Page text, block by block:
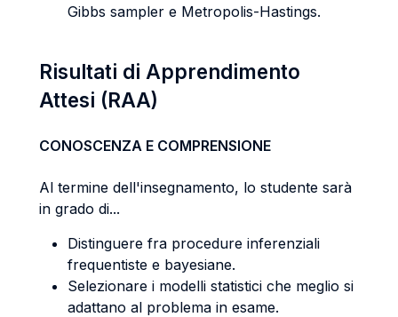
Gibbs sampler e Metropolis-Hastings.
Risultati di Apprendimento
Attesi (RAA)
CONOSCENZA E COMPRENSIONE
Al termine dell'insegnamento, lo studente sarà
in grado di...
Distinguere fra procedure inferenziali
frequentiste e bayesiane.
Selezionare i modelli statistici che meglio si
adattano al problema in esame.